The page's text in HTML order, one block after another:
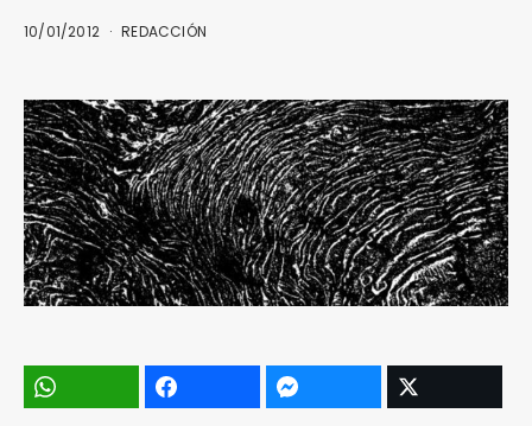
10/01/2012 REDACCIÓN